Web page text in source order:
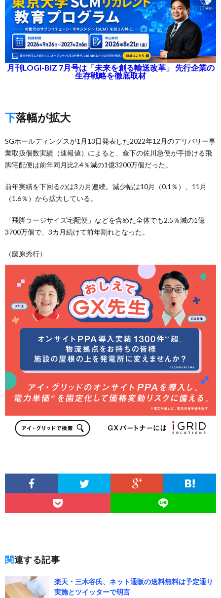
月刊LOGI-BIZ 7月号は「未来を創る輸送改革」 先行企業の
生存戦略を徹底取材
下落幅が拡大
SGホールディングスが1月13日発表した2022年12月のデリバリー事
業取扱個数実績（速報値）によると、傘下の佐川急便が手掛ける飛
脚宅配便は前年同月比2.4％減の1億3200万個だった。
前年実績を下回るのは3カ月連続。減少幅は10月（0.1％）、11月
（1.6％）から拡大している。
「飛脚ラージサイズ宅配便」などを含めた全体でも2.5％減の1億
3700万個で、3カ月続けて前年割れとなった。
（藤原秀行）
関連する記事
楽天・三木谷氏、ネット通販の送料無料は予定通り
実施とツイッターで明言